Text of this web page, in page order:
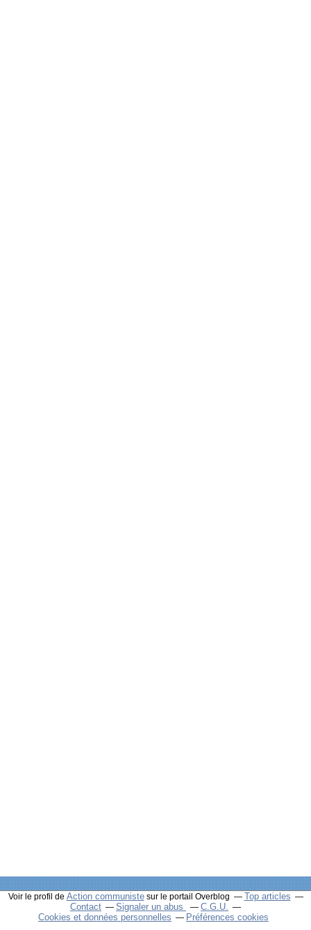
Voir le profil de Action communistesur le portail Overblog
Top articles
Contact
Signaler un abus
C.G.U.
Cookies et données personnelles
Préférences cookies